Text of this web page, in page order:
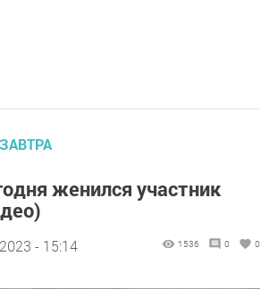
женился участник
- 15:14 1536 0 0